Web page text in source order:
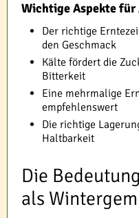
Wichtige Aspekte für
Der richtige
den Geschmack
Kälte fördert die
Bitterkeit
Eine mehrmalige
empfehlenswert
Die richtige
Haltbarkeit
Die
als